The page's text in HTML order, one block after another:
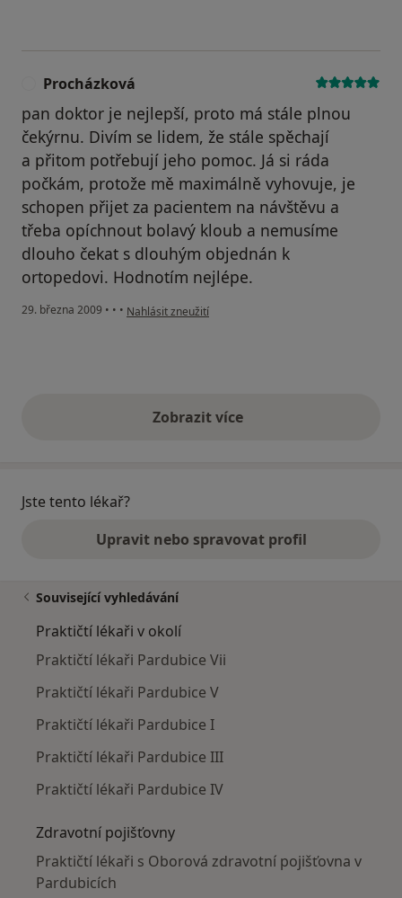
Procházková
pan doktor je nejlepší, proto má stále plnou
čekýrnu. Divím se lidem, že stále spěchají
a přitom potřebují jeho pomoc. Já si ráda
počkám, protože mě maximálně vyhovuje, je
schopen přijet za pacientem na návštěvu a
třeba opíchnout bolavý kloub a nemusíme
dlouho čekat s dlouhým objednán k
ortopedovi. Hodnotím nejlépe.
29. března 2009 • • • podle názoru uživatele Procházková
Nahlásit zneužití
Zobrazit vícevýše uvedené názory
Jste tento lékař?
Upravit nebo spravovat profil
Související vyhledávání
Praktičtí lékaři v okolí
Praktičtí lékaři Pardubice Vii
Praktičtí lékaři Pardubice V
Praktičtí lékaři Pardubice I
Praktičtí lékaři Pardubice III
Praktičtí lékaři Pardubice IV
Zdravotní pojišťovny
Praktičtí lékaři s Oborová zdravotní pojišťovna v
Pardubicích